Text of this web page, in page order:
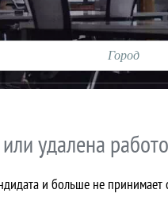
удалена
и больше не принимает